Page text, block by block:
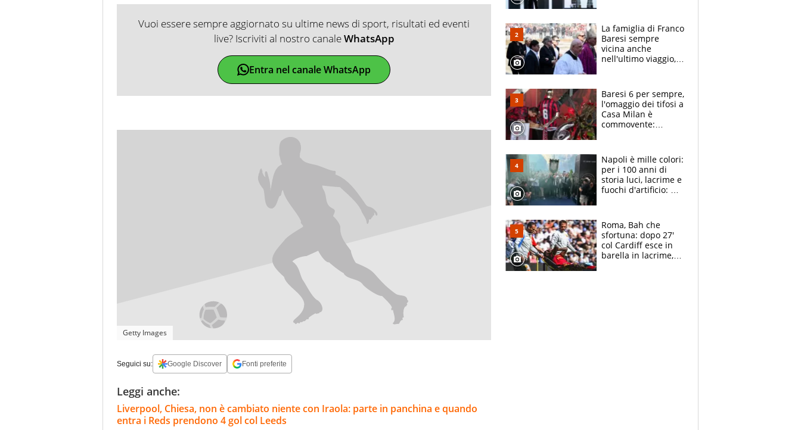
Vuoi essere sempre aggiornato su ultime news di sport, risultati ed eventi
live? Iscriviti al nostro canaleWhatsApp
Entra nel canale WhatsApp
Getty Images
Seguici su: Google Discover Fonti preferite
Leggi anche:
Liverpool, Chiesa, non è cambiato niente con Iraola: parte in panchina e quando
entra i Reds prendono 4 gol col Leeds
La famiglia di Franco
Baresi sempre
vicina anche
nell'ultimo viaggio,
circondati
dall'affetto dei tifosi
Baresi 6 per sempre,
l'omaggio dei tifosi a
Casa Milan è
commovente:
bigliettini
Napoli è mille colori:
per i 100 anni di
storia luci, lacrime e
fuochi d'artificio: De
Roma, Bah che
sfortuna: dopo 27'
col Cardiff esce in
barella in lacrime,